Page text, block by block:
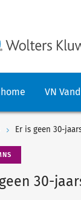
VN
Er is geen 30-
30-